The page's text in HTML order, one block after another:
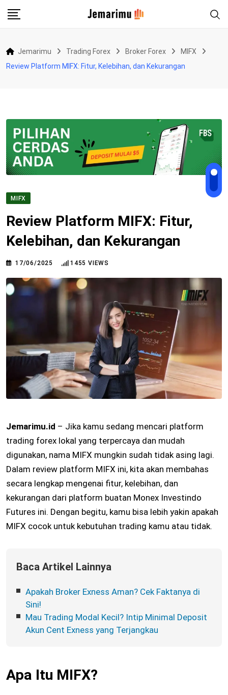
Skip
to
Jemarimu Trading Forex Broker Forex
MIFX
Review Platform MIFX: Fitur, Kelebihan, dan Kekurangan
MIFX
Review Platform MIFX: Fitur,
Kelebihan, dan Kekurangan
17/06/2025 1455 VIEWS
Jemarimu.id – Jika kamu sedang mencari platform
trading forex lokal yang terpercaya dan mudah
digunakan, nama MIFX mungkin sudah tidak asing lagi.
Dalam review platform MIFX ini, kita akan membahas
secara lengkap mengenai fitur, kelebihan, dan
kekurangan dari platform buatan Monex Investindo
Futures ini. Dengan begitu, kamu bisa lebih yakin apakah
MIFX cocok untuk kebutuhan trading kamu atau tidak.
Baca Artikel Lainnya
Apakah Broker Exness Aman? Cek Faktanya di
Sini!
Mau Trading Modal Kecil? Intip Minimal Deposit
Akun Cent Exness yang Terjangkau
Apa Itu MIFX?